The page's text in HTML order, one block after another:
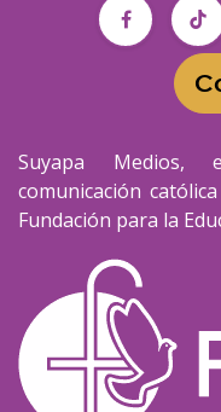
Suyapa Medios,
comunicación
Fundación para la